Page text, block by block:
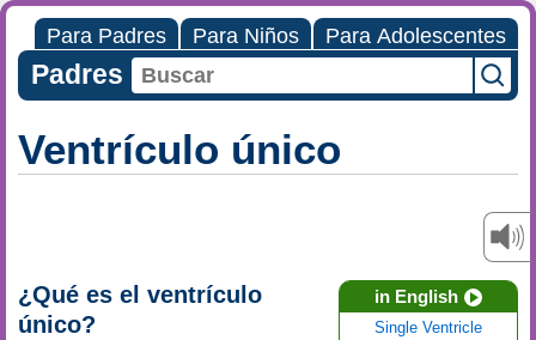
Para Padres Para Niños Para Adolescentes
Padres
Ventrículo único
in English
Single Ventricle
¿Qué es el ventrículo
único?